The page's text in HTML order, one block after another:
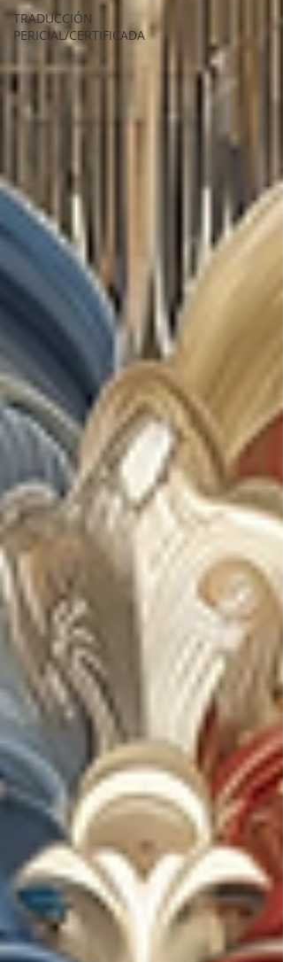
TRADUCCIÓN
PERICIAL/CERTIFICADA